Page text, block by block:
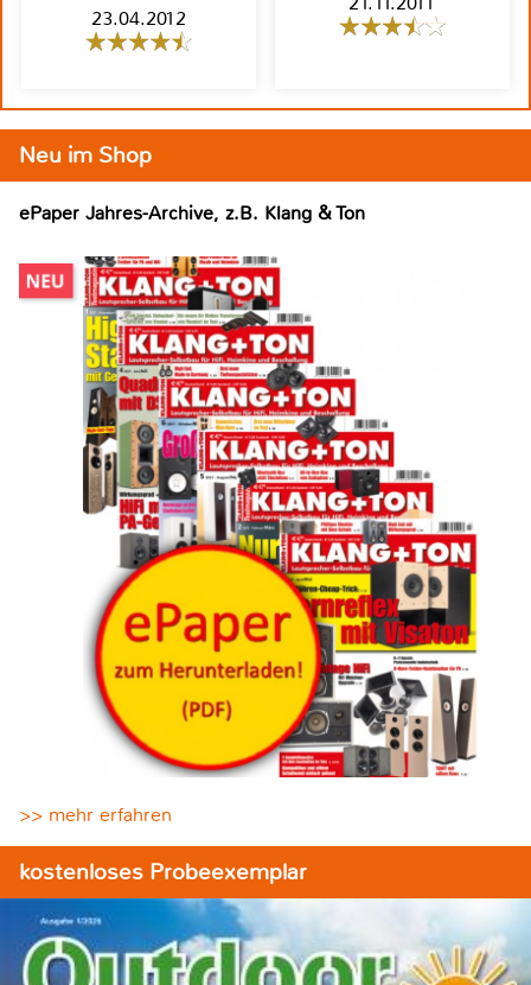
23.04.2012
Neu im Shop
ePaper Jahres-Archive, z.B. Klang & Ton
>> mehr erfahren
kostenloses Probeexemplar